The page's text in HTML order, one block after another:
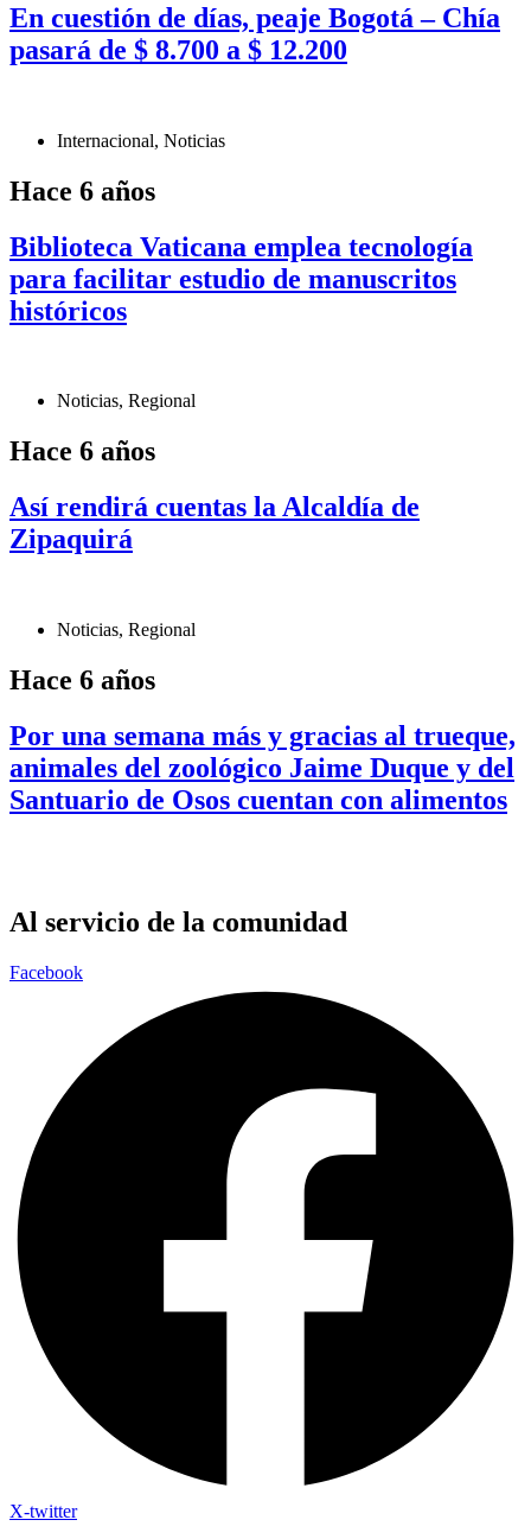
En cuestión de días, peaje Bogotá – Chía
pasará de $ 8.700 a $ 12.200
Internacional, Noticias
Hace 6 años
Biblioteca Vaticana emplea tecnología
para facilitar estudio de manuscritos
históricos
Noticias, Regional
Hace 6 años
Así rendirá cuentas la Alcaldía de
Zipaquirá
Noticias, Regional
Hace 6 años
Por una semana más y gracias al trueque,
animales del zoológico Jaime Duque y del
Santuario de Osos cuentan con alimentos
Al servicio de la comunidad
Facebook
X-twitter